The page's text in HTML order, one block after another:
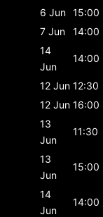
6 Jun 15:00
7 Jun 14:00
14
Jun
14:00
12 Jun 12:30
12 Jun 16:00
13
Jun
11:30
13
Jun
15:00
14
Jun
14:00